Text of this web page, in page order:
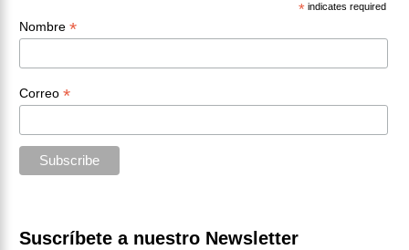
* indicates required
Nombre *
Correo *
Suscríbete a nuestro Newsletter